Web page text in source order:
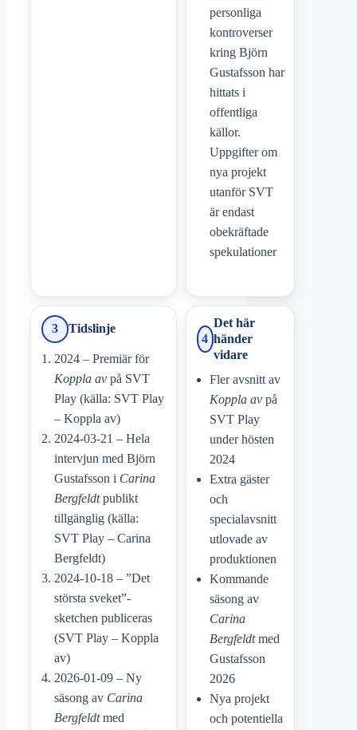
personliga
kontroverser
kring Björn
Gustafsson har
hittats i
offentliga
källor.
Uppgifter om
nya projekt
utanför SVT
är endast
obekräftade
spekulationer
3 Tidslinje
2024 – Premiär för
Koppla avpå SVT
Play (källa: SVT Play
– Koppla av)
2024-03-21 – Hela
intervjun med Björn
Gustafsson i Carina
Bergfeldtpublikt
tillgänglig (källa:
SVT Play – Carina
Bergfeldt)
2024-10-18 – ”Det
största sveket”-
sketchen publiceras
(SVT Play – Koppla
av)
2026-01-09 – Ny
säsong av Carina
Bergfeldtmed
4
Det här
händer
vidare
Fler avsnitt av
Koppla avpå
SVT Play
under hösten
2024
Extra gäster
och
specialavsnitt
utlovade av
produktionen
Kommande
säsong av
Carina
Bergfeldtmed
Gustafsson
2026
Nya projekt
och potentiella